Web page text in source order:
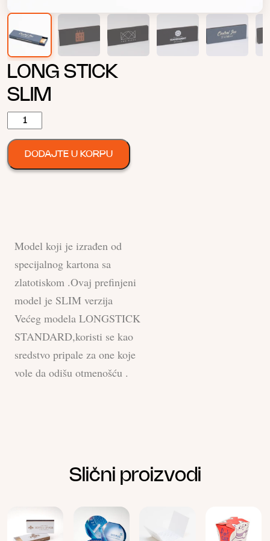
LONG STICK
SLIM
LONG
STICK
SLIM
количина
DODAJTE U KORPU
Model koji je izrađen od
specijalnog kartona sa
zlatotiskom .Ovaj prefinjeni
model je SLIM verzija
Većeg modela LONGSTICK
STANDARD,koristi se kao
sredstvo pripale za one koje
vole da odišu otmenošću .
Slični proizvodi